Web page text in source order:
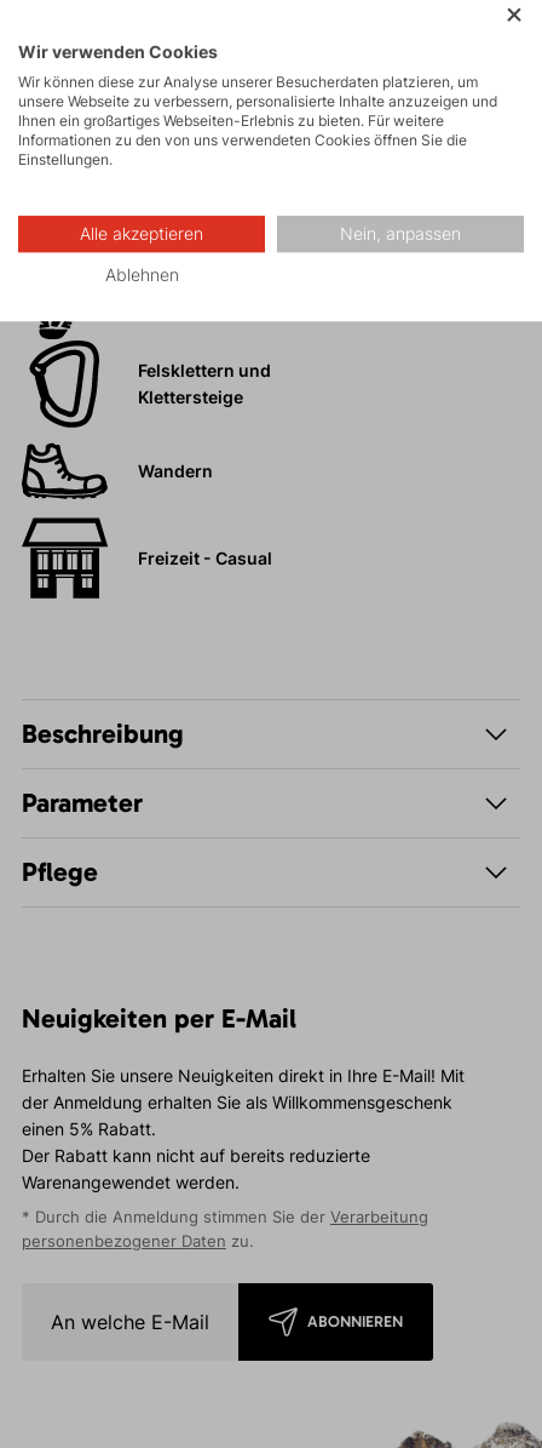
Schnelltrocknend und atmungsaktiv.
Durchdachtes Taschensystem.
Aktivitäten
Felsklettern und
Klettersteige
Wandern
Freizeit - Casual
Beschreibung
Parameter
Pflege
Neuigkeiten per E-Mail
Erhalten Sie unsere Neuigkeiten direkt in Ihre E-Mail! Mit
der Anmeldung erhalten Sie als Willkommensgeschenk
einen 5% Rabatt.
Der Rabatt kann nicht auf bereits reduzierte
Warenangewendet werden.
* Durch die Anmeldung stimmen Sie der Verarbeitung
personenbezogener Daten zu.
ABONNIEREN
Wir verwenden Cookies
Wir können diese zur Analyse unserer Besucherdaten platzieren, um
unsere Webseite zu verbessern, personalisierte Inhalte anzuzeigen und
Ihnen ein großartiges Webseiten-Erlebnis zu bieten. Für weitere
Informationen zu den von uns verwendeten Cookies öffnen Sie die
Einstellungen.
Alle akzeptieren Nein, anpassen
Ablehnen